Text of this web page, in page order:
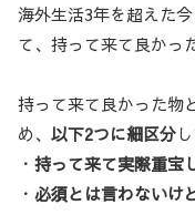
海外生活3年を超えた
て、持って来て良かっ
持って来て良かった物
め、 以下2つに細区分
・ 持って来て実際重宝
・ 必須とは言わないけ